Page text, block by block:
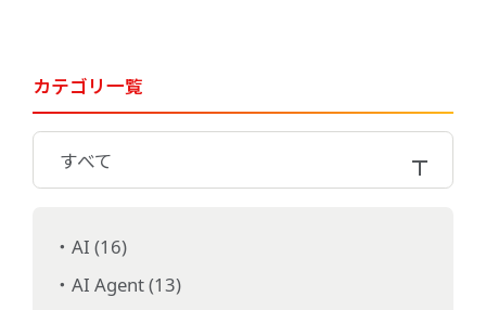
カテゴリ一覧
すべて
AI (16)
AI Agent (13)